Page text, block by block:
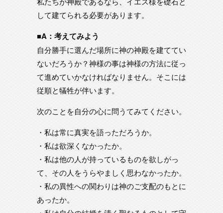
して建てられる必要があります。
■A：考えてみよう
自分勝手に選んだ場所に神の神殿を建ててい
ないだろうか？神様の事は神様の方法に従っ
て進めていかなければなりません。そこには
従順と犠牲が伴います。
次のことを自分の心に問うてみてください。
・私は常に真実を語っただろうか。
・私は欲深くなかったか。
・私は他の人が持っているものを欲しがっ
て、その人をうらやましく思わなかったか。
・私の異性への関わりは神のご支配のもとに
あったか。